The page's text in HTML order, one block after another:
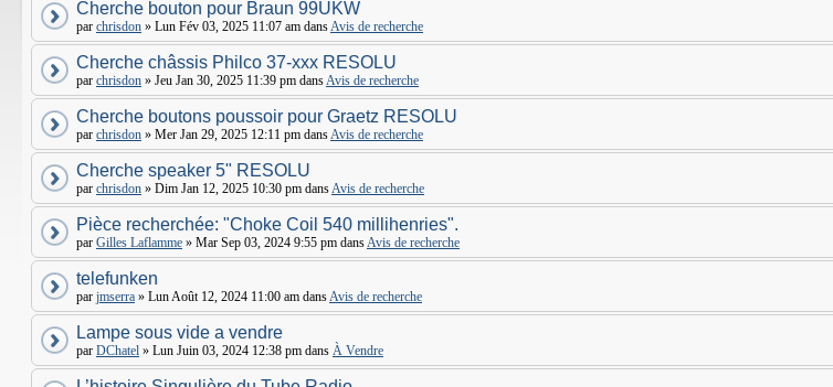
Cherche bouton pour Braun 99UKW
par chrisdon » Lun Fév 03, 2025 11:07 am dansAvis de recherche
Cherche châssis Philco 37-xxx RESOLU
par chrisdon » Jeu Jan 30, 2025 11:39 pm dansAvis de recherche
Cherche boutons poussoir pour Graetz RESOLU
par chrisdon » Mer Jan 29, 2025 12:11 pm dansAvis de recherche
Cherche speaker 5" RESOLU
par chrisdon » Dim Jan 12, 2025 10:30 pm dansAvis de recherche
Pièce recherchée: "Choke Coil 540 millihenries".
par Gilles Laflamme » Mar Sep 03, 2024 9:55 pm dansAvis de recherche
telefunken
par jmserra » Lun Août 12, 2024 11:00 am dansAvis de recherche
Lampe sous vide a vendre
par DChatel » Lun Juin 03, 2024 12:38 pm dans À Vendre